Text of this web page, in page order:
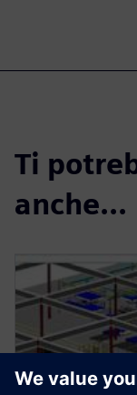
Ti
anche...